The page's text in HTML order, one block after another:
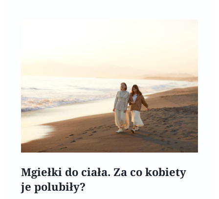
Mgiełki do ciała. Za co kobiety
je polubiły?